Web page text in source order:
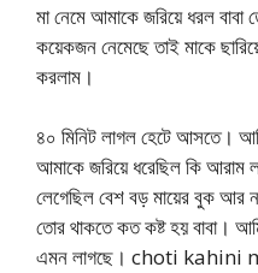
মা নেমে আমাকে জরিয়ে ধরল
কয়েকজন নেমেছে তাই মাকে
করলাম।
৪০ মিনিট লাগল হেটে আসতে।
আমাকে জরিয়ে ধরেছিল কি আরাম
লেগেছিল বেশ বড় মায়ের বুক আর
তোর থাকতে কত কষ্ট হয় বাবা।
এমন লাগছে। choti kahini